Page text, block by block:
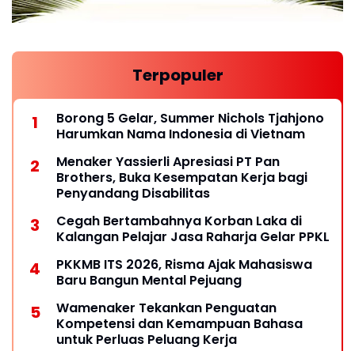
Terpopuler
Borong 5 Gelar, Summer Nichols Tjahjono
Harumkan Nama Indonesia di Vietnam
Menaker Yassierli Apresiasi PT Pan
Brothers, Buka Kesempatan Kerja bagi
Penyandang Disabilitas
Cegah Bertambahnya Korban Laka di
Kalangan Pelajar Jasa Raharja Gelar PPKL
PKKMB ITS 2026, Risma Ajak Mahasiswa
Baru Bangun Mental Pejuang
Wamenaker Tekankan Penguatan
Kompetensi dan Kemampuan Bahasa
untuk Perluas Peluang Kerja